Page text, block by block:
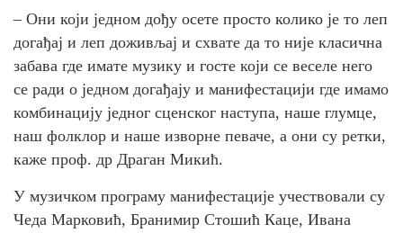
– Они који једном дођу осете просто колико је то леп
догађај и леп доживљај и схвате да то није класична
забава где имате музику и госте који се веселе него
се ради о једном догађају и манифестацији где имамо
комбинацију једног сценског наступа, наше глумце,
наш фолклор и наше изворне певаче, а они су ретки,
каже проф. др Драган Микић.
У музичком програму манифестације учествовали су
Чеда Марковић, Бранимир Стошић Каце, Ивана